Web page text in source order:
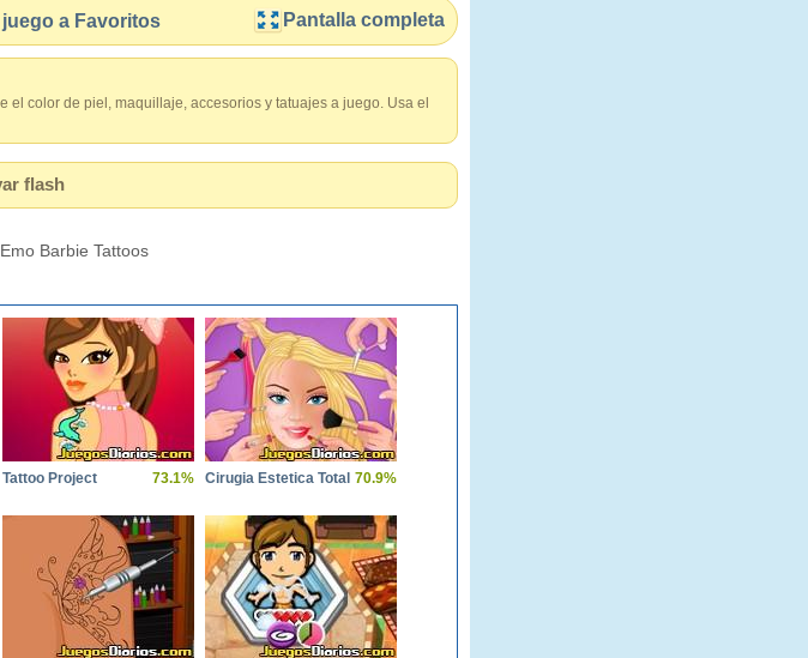
a Favoritos Pantalla completa
color de piel, maquillaje, accesorios y tatuajes a juego. Usa el
flash
Barbie Tattoos
Tattoo Project 73.1% Cirugia Estetica Total 70.9%